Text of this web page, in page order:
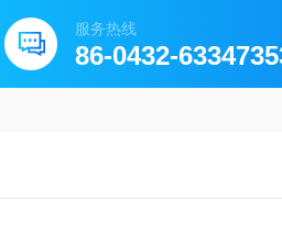
服务热线
86-0432-